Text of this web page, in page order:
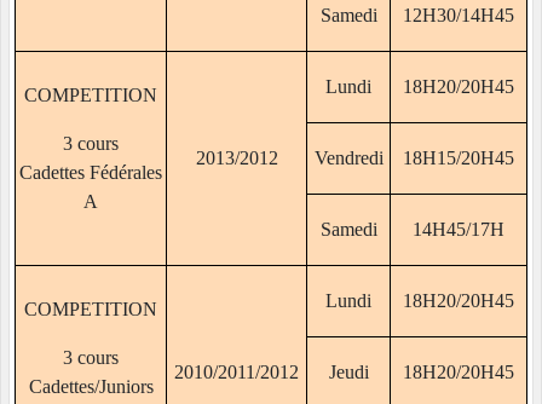
Samedi 12H30/14H45
COMPETITION
3 cours
Cadettes Fédérales
A
2013/2012
Lundi 18H20/20H45
Vendredi 18H15/20H45
Samedi 14H45/17H
COMPETITION
3 cours
Cadettes/Juniors
2010/2011/2012
Lundi 18H20/20H45
Jeudi 18H20/20H45